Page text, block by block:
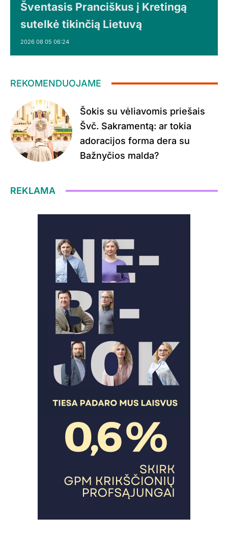
Šventasis Pranciškus į Kretingą
sutelkė tikinčią Lietuvą
2026 08 05 06:24
REKOMENDUOJAME
Šokis su vėliavomis priešais
Švč. Sakramentą: ar tokia
adoracijos forma dera su
Bažnyčios malda?
REKLAMA